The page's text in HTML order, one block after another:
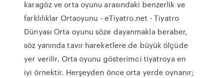
karagöz ve orta oyunu arasındaki benzerlik ve
farklılıklar Ortaoyunu - eTiyatro.net - Tiyatro
Dünyası Orta oyunu söze dayanmakla beraber,
söz yanında tavır hareketlere de büyük ölçüde
yer verilir. Orta oyunu gösterimci tiyatroya en
iyi örnektir. Herşeyden önce orta yerde oynanır;